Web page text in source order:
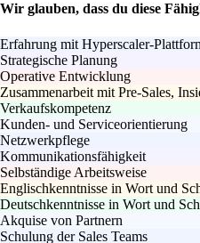
Wir glauben, dass du diese
Erfahrung mit Hyperscaler-
Strategische Planung
Operative Entwicklung
Zusammenarbeit mit Pre-Sales,
Verkaufskompetenz
Kunden- und Serviceorientierung
Netzwerkpflege
Kommunikationsfähigkeit
Selbständige Arbeitsweise
Englischkenntnisse in Wort und
Deutschkenntnisse in Wort und
Akquise von Partnern
Schulung der Sales Teams